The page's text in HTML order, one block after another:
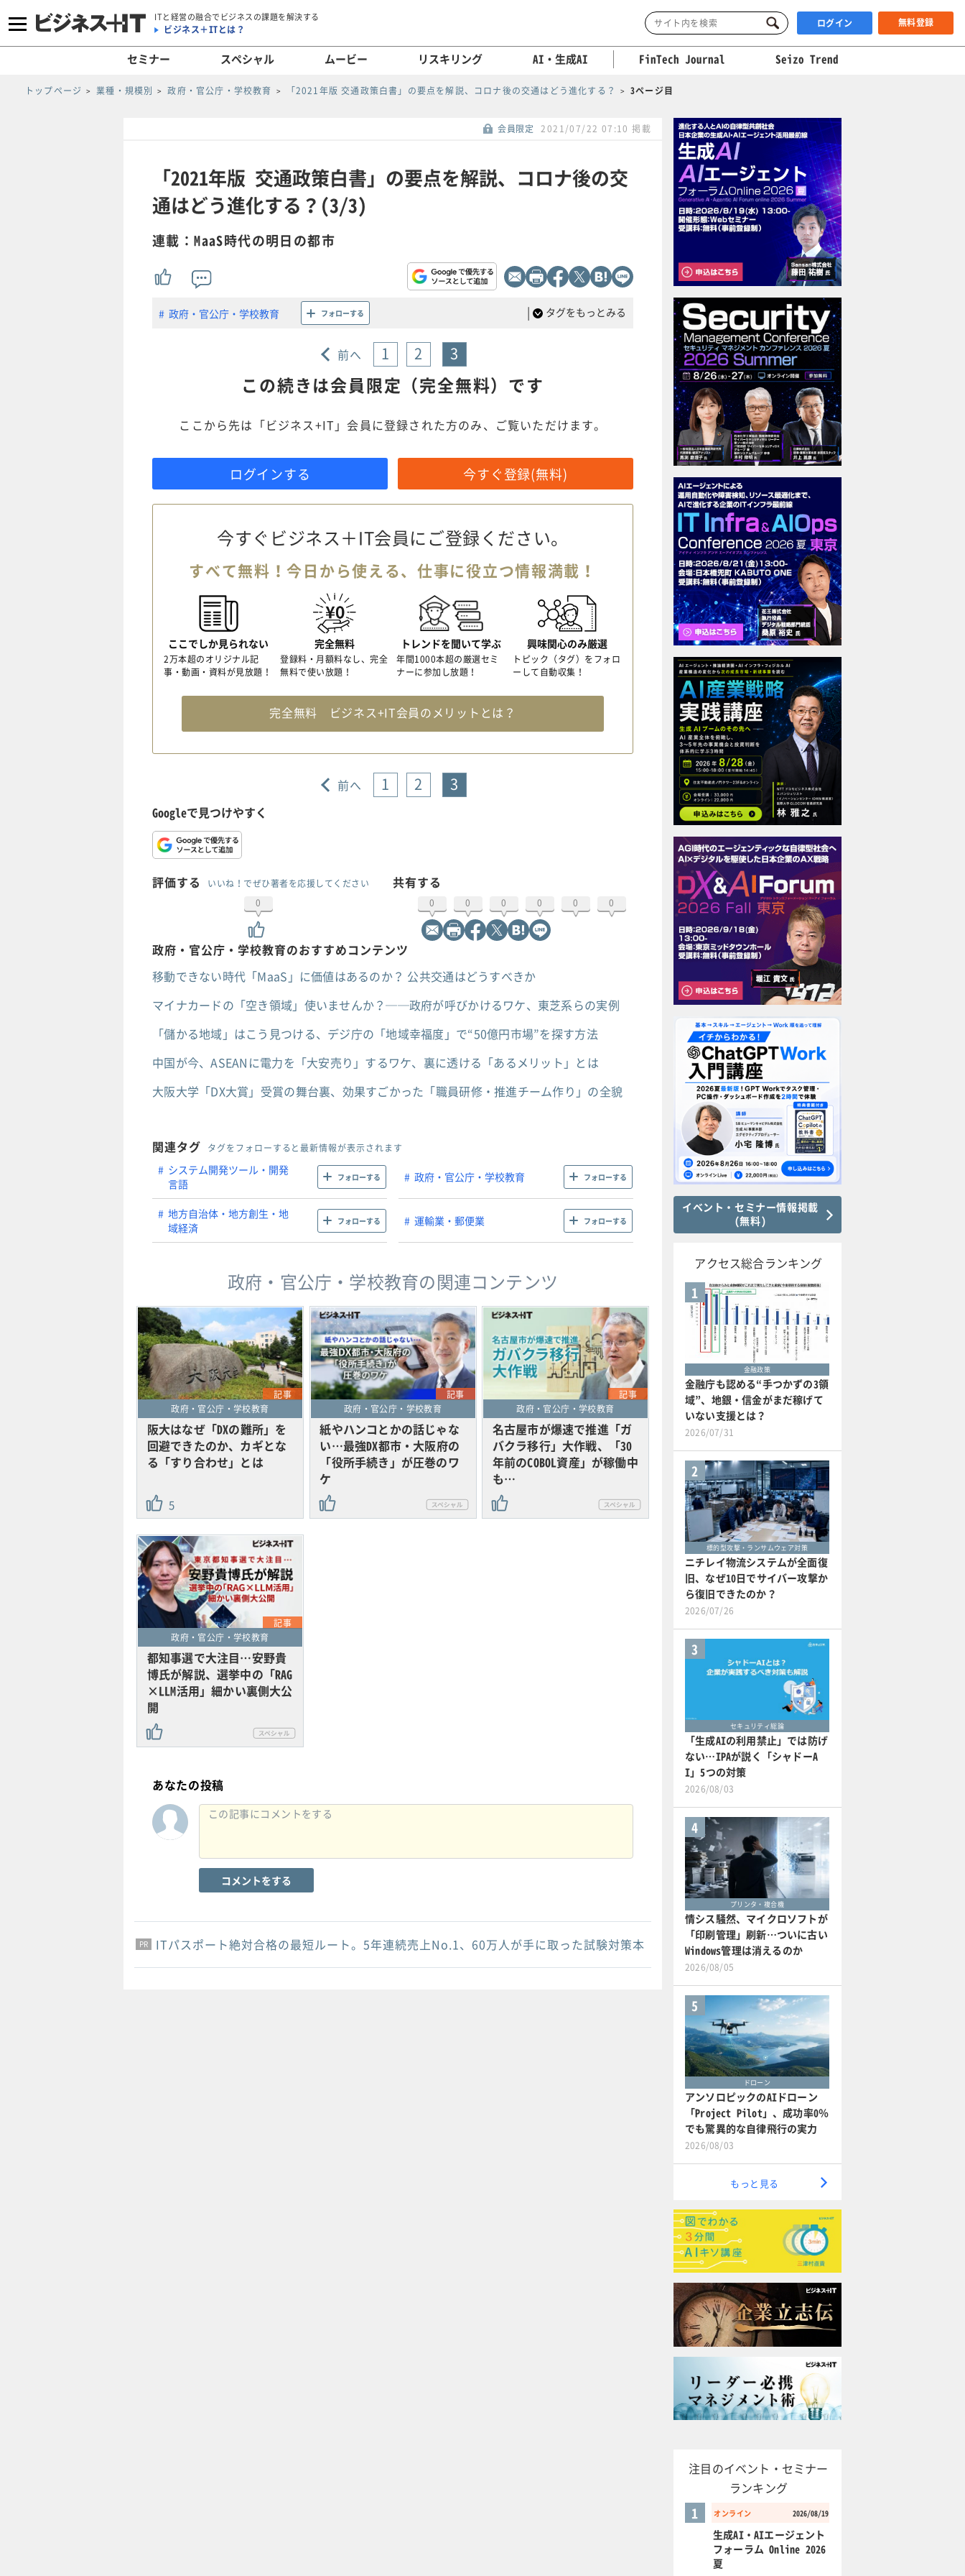
ITと経営の融合でビジネスの課題を解決する
ビジネス＋ITとは？ ログイン 無料登録
セミナー スペシャル ムービー リスキリング AI・生成AI FinTech Journal Seizo Trend
トップページ 業種・規模別 政府・官公庁・学校教育 「2021年版 交通政策白書」の要点を解説、コロナ後の交通はどう進化する？ 3ページ目
会員限定 2021/07/22 07:10 掲載
「2021年版 交通政策白書」の要点を解説、コロナ後の交
通はどう進化する？(3/3)
連載：MaaS時代の明日の都市
政府・官公庁・学校教育 フォローする | タグをもっとみる
前へ 1 2 3
この続きは会員限定（完全無料）です
ここから先は「ビジネス+IT」会員に登録された方のみ、ご覧いただけます。
ログインする 今すぐ登録(無料)
今すぐビジネス＋IT会員にご登録ください。
すべて無料！今日から使える、仕事に役立つ情報満載！
ここでしか見られない
2万本超のオリジナル記
事・動画・資料が見放題！
完全無料
登録料・月額料なし、完全
無料で使い放題！
トレンドを聞いて学ぶ
年間1000本超の厳選セミ
ナーに参加し放題！
興味関心のみ厳選
トピック（タグ）をフォロ
ーして自動収集！
完全無料 ビジネス+IT会員のメリットとは？
前へ 1 2 3
Googleで見つけやすく
評価する
いいね！でぜひ著者を応援してください
0
共有する
0 0 0 0 0 0
政府・官公庁・学校教育のおすすめコンテンツ
移動できない時代「MaaS」に価値はあるのか？ 公共交通はどうすべきか
マイナカードの「空き領域」使いませんか？──政府が呼びかけるワケ、東芝系らの実例
「儲かる地域」はこう見つける、デジ庁の「地域幸福度」で“50億円市場”を探す方法
中国が今、ASEANに電力を「大安売り」するワケ、裏に透ける「あるメリット」とは
大阪大学「DX大賞」受賞の舞台裏、効果すごかった「職員研修・推進チーム作り」の全貌
関連タグ タグをフォローすると最新情報が表示されます
システム開発ツール・開発
言語
フォローする 政府・官公庁・学校教育 フォローする
地方自治体・地方創生・地
域経済
フォローする 運輸業・郵便業 フォローする
政府・官公庁・学校教育の関連コンテンツ
記事
政府・官公庁・学校教育
阪大はなぜ「DXの難所」を
回避できたのか、カギとな
る「すり合わせ」とは
5
記事
政府・官公庁・学校教育
紙やハンコとかの話じゃな
い…最強DX都市・大阪府の
「役所手続き」が圧巻のワ
ケ
記事
政府・官公庁・学校教育
名古屋市が爆速で推進「ガ
バクラ移行」大作戦、「30
年前のCOBOL資産」が稼働中
も…
記事
政府・官公庁・学校教育
都知事選で大注目…安野貴
博氏が解説、選挙中の「RAG
×LLM活用」細かい裏側大公
開
あなたの投稿
コメントをする
PR
PR
PR ITパスポート絶対合格の最短ルート。5年連続売上No.1、60万人が手に取った試験対策本
イベント・セミナー情報掲載
(無料)
アクセス総合ランキング
1
金融政策
金融庁も認める“手つかずの3領
域”、地銀・信金がまだ稼げて
いない支援とは？
2026/07/31
2
標的型攻撃・ランサムウェア対策
ニチレイ物流システムが全面復
旧、なぜ10日でサイバー攻撃か
ら復旧できたのか？
2026/07/26
3
セキュリティ総論
「生成AIの利用禁止」では防げ
ない…IPAが説く「シャドーA
I」5つの対策
2026/08/03
4
プリンタ・複合機
情シス騒然、マイクロソフトが
「印刷管理」刷新…ついに古い
Windows管理は消えるのか
2026/08/05
5
ドローン
アンソロピックのAIドローン
「Project Pilot」、成功率0％
でも驚異的な自律飛行の実力
2026/08/03
もっと見る
注目のイベント・セミナー
ランキング
オンライン 2026/08/19
1
生成AI・AIエージェント
フォーラム Online 2026
夏